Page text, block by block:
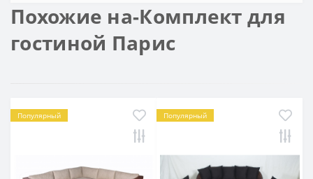
Похожие на-Комплект для
гостиной Парис
Популярный Популярный